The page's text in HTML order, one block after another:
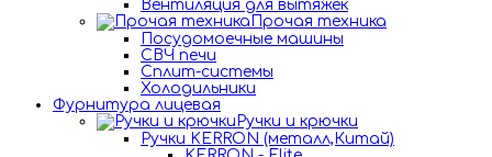
Вентиляция для вытяжек
Прочая техника
Посудомоечные машины
СВЧ печи
Сплит-системы
Холодильники
Фурнитура лицевая
Ручки и крючки
Ручки KERRON (металл,Китай)